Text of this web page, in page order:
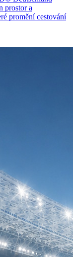
prostor a
promění cestování